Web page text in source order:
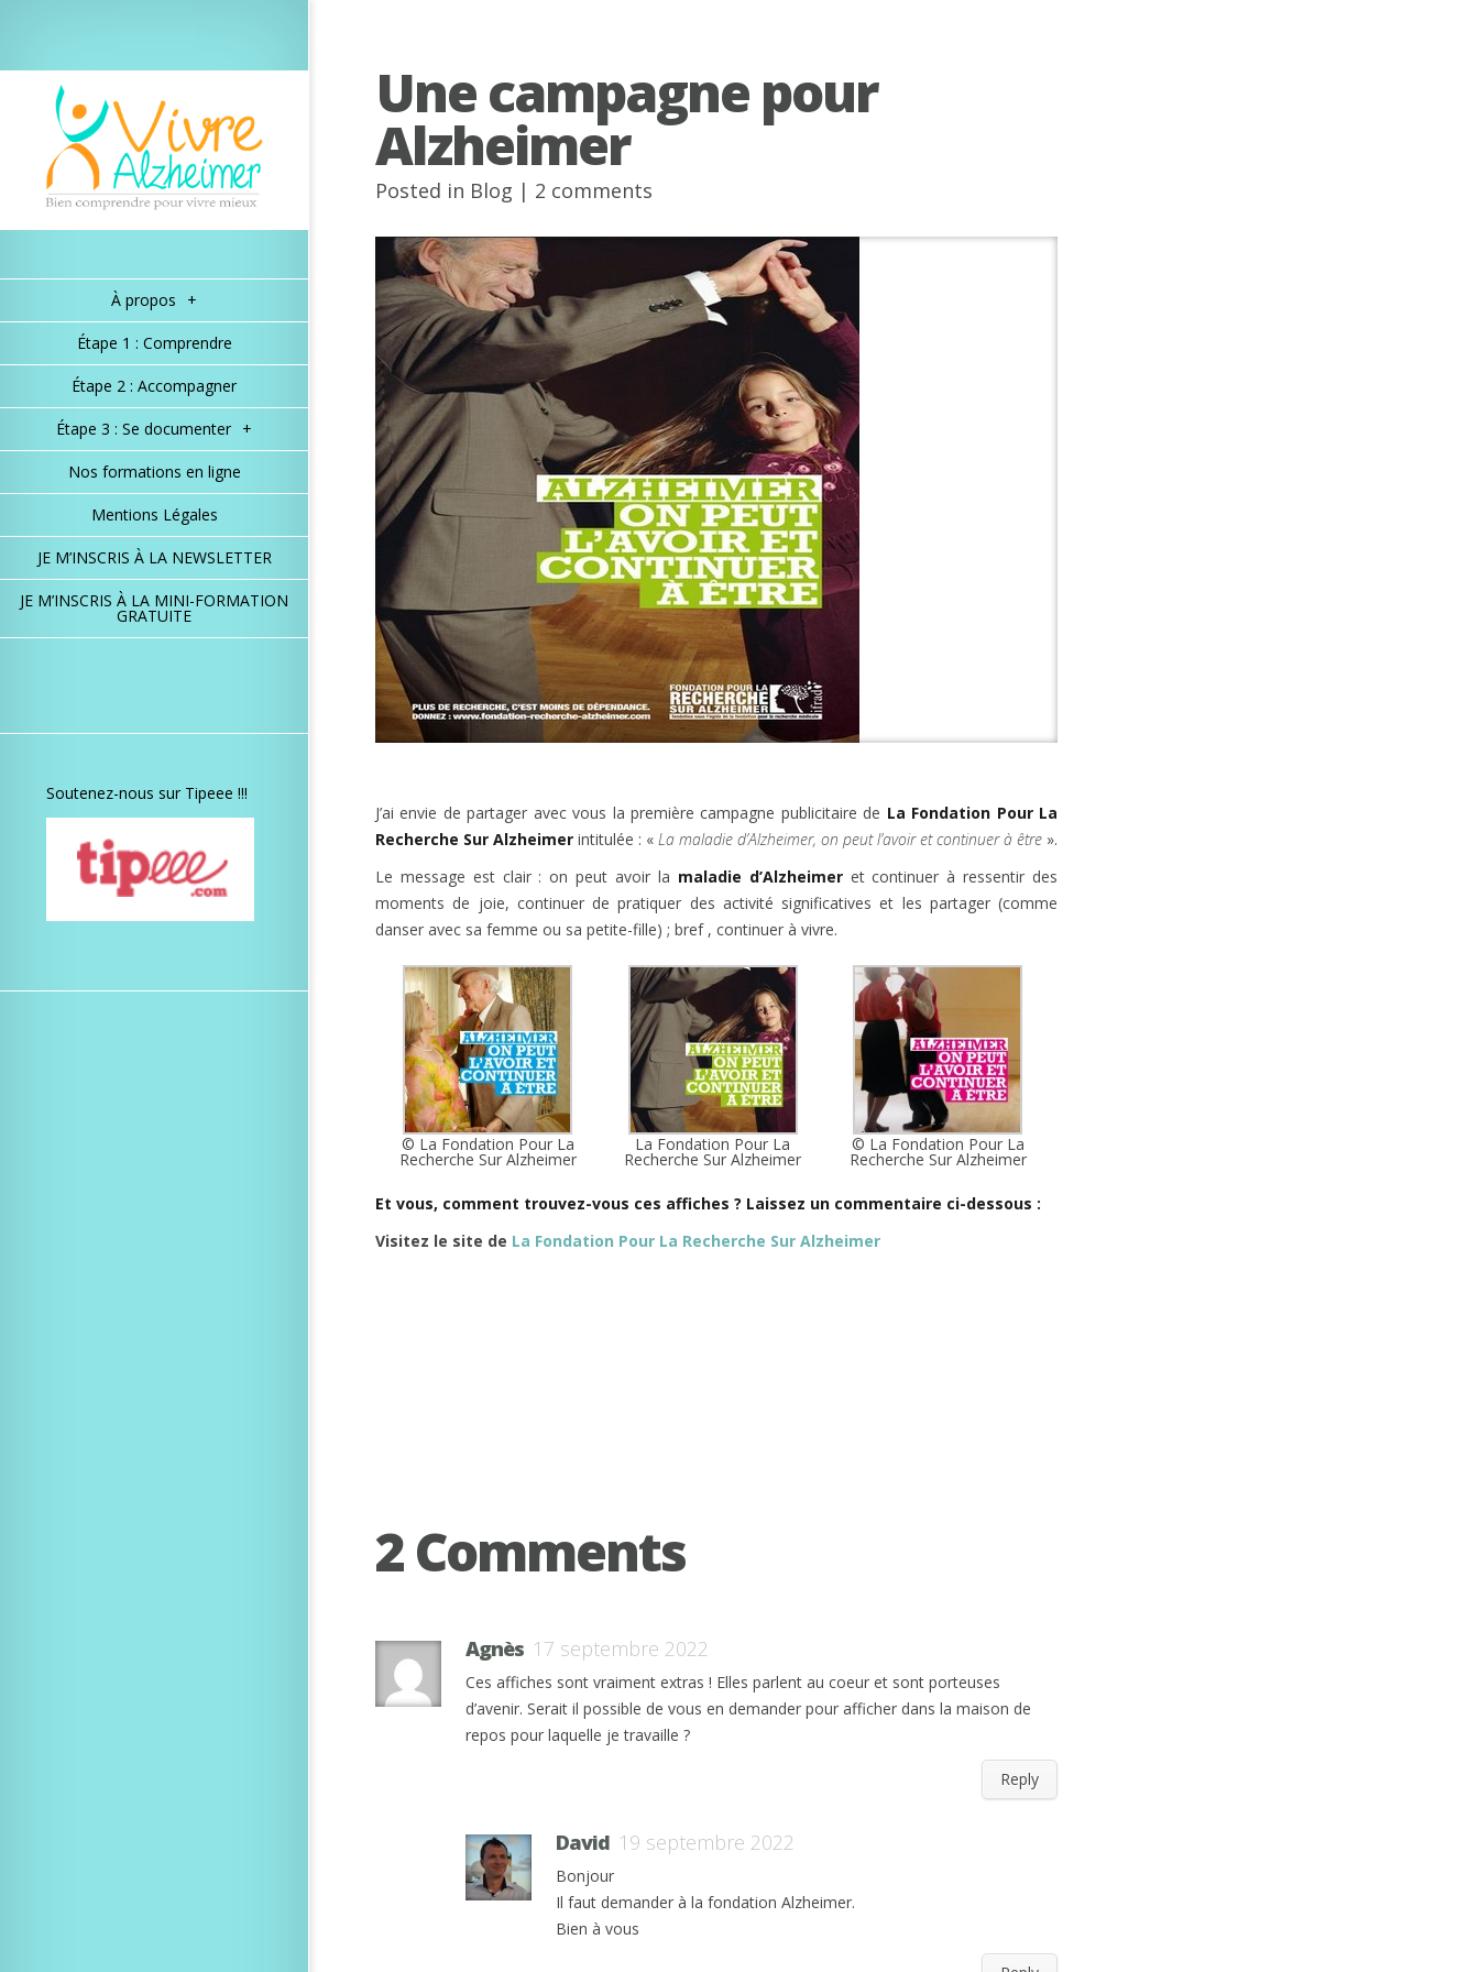
À propos +
Étape 1 : Comprendre
Étape 2 : Accompagner
Étape 3 : Se documenter +
Nos formations en ligne
Mentions Légales
JE M’INSCRIS À LA NEWSLETTER
JE M’INSCRIS À LA MINI-FORMATION
GRATUITE
Soutenez-nous sur Tipeee !!!
Une campagne pour
Alzheimer
Posted in Blog | 2 comments
J’ai envie de partager avec vous la première campagne publicitaire de La Fondation Pour La
Recherche Sur Alzheimer intitulée : « La maladie d’Alzheimer, on peut l’avoir et continuer à être ».
Le message est clair : on peut avoir la maladie d’Alzheimeret continuer à ressentir des
moments de joie, continuer de pratiquer des activité significatives et les partager (comme
danser avec sa femme ou sa petite-fille) ; bref , continuer à vivre.
© La Fondation Pour La
Recherche Sur Alzheimer
La Fondation Pour La
Recherche Sur Alzheimer
© La Fondation Pour La
Recherche Sur Alzheimer
Et vous, comment trouvez-vous ces affiches ? Laissez un commentaire ci-dessous :
Visitez le site de La Fondation Pour La Recherche Sur Alzheimer
2 Comments
Agnès 17 septembre 2022
Ces affiches sont vraiment extras ! Elles parlent au coeur et sont porteuses
d’avenir. Serait il possible de vous en demander pour afficher dans la maison de
repos pour laquelle je travaille ?
Reply
David 19 septembre 2022
Bonjour
Il faut demander à la fondation Alzheimer.
Bien à vous